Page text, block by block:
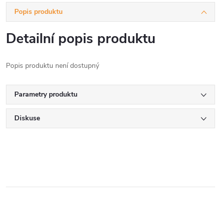
Popis produktu
Detailní popis produktu
Popis produktu není dostupný
Parametry produktu
Diskuse